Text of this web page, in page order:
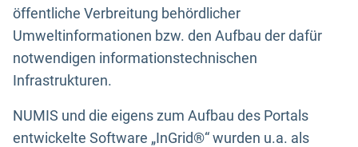
öffentliche Verbreitung behördlicher
Umweltinformationen bzw. den Aufbau der dafür
notwendigen informationstechnischen
Infrastrukturen.
NUMIS und die eigens zum Aufbau des Portals
entwickelte Software „InGrid®“ wurden u.a. als